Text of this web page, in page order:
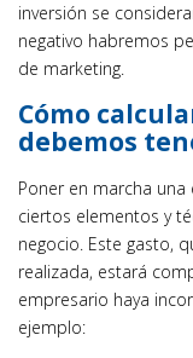
inversión se
negativo habremos
de marketing.
Cómo
debemos
Poner en marcha
ciertos elementos y
negocio. Este gasto,
realizada, estará
empresario haya
ejemplo: